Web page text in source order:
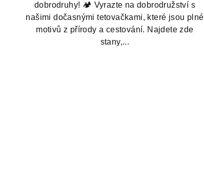
dobrodruhy! 🏕️ Vyrazte na dobrodružství s
našimi dočasnými tetovačkami, které jsou plné
motivů z přírody a cestování. Najdete zde
stany,...